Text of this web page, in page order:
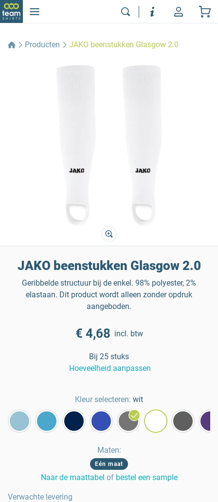
Producten JAKO beenstukken Glasgow 2.0
JAKO beenstukken Glasgow 2.0
Geribbelde structuur bij de enkel. 98% polyester, 2%
elastaan. Dit product wordt alleen zonder opdruk
aangeboden.
€ 4,68 incl. btw
Bij 25 stuks
Hoeveelheid aanpassen
Kleur selecteren: wit
Maten:
Eén maat
Naar de maattabel of bestel een sample
Verwachte levering